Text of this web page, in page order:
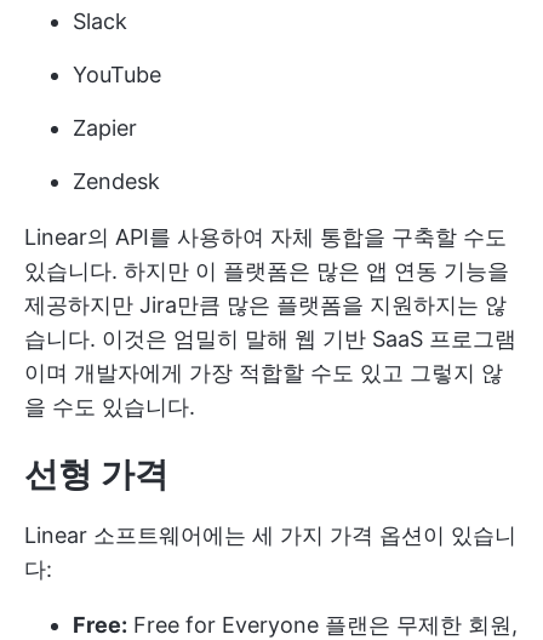
Slack
YouTube
Zapier
Zendesk
Linear의 API를 사용하여 자체 통합을 구축할 수도
있습니다. 하지만 이 플랫폼은 많은 앱 연동 기능을
제공하지만 Jira만큼 많은 플랫폼을 지원하지는 않
습니다. 이것은 엄밀히 말해 웹 기반 SaaS 프로그램
이며 개발자에게 가장 적합할 수도 있고 그렇지 않
을 수도 있습니다.
선형 가격
Linear 소프트웨어에는 세 가지 가격 옵션이 있습니
다:
Free: Free for Everyone 플랜은 무제한 회원,